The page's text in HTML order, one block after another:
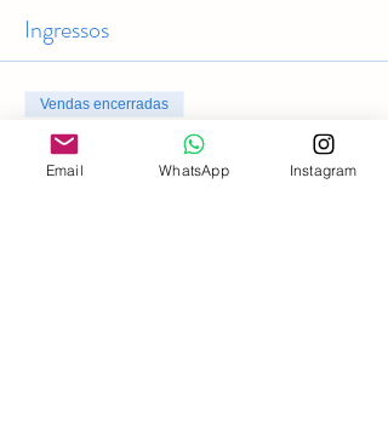
Ingressos
Vendas encerradas
Tipo de ingresso
Acesso geral
Email WhatsApp Instagram